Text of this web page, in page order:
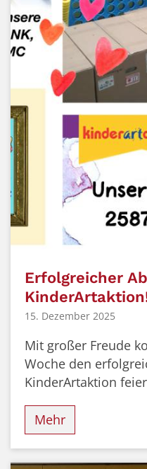
Erfolgreicher
15. Dezember 2025
Mit großer Freude
Woche den
KinderArtaktion
Mehr